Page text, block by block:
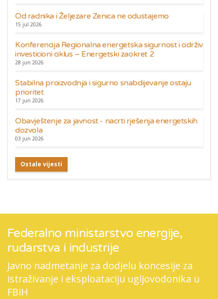
Od radnika i Željezare Zenica ne odustajemo
15 jul 2026
Konferencija Regionalna energetska sigurnost i održiv
investicioni ciklus – Energetski zaokret 2
28 jun 2026
Stabilna proizvodnja i sigurno snabdijevanje ostaju
prioritet
17 jun 2026
Obavještenje za javnost - nacrti rješenja energetskih
dozvola
03 jun 2026
Ostale vijesti
Federalno ministarstvo energije,
rudarstva i industrije
Javno nadmetanje za dodjelu koncesije za
istraživanje i eksploataciju ugljovodonika u
FBiH